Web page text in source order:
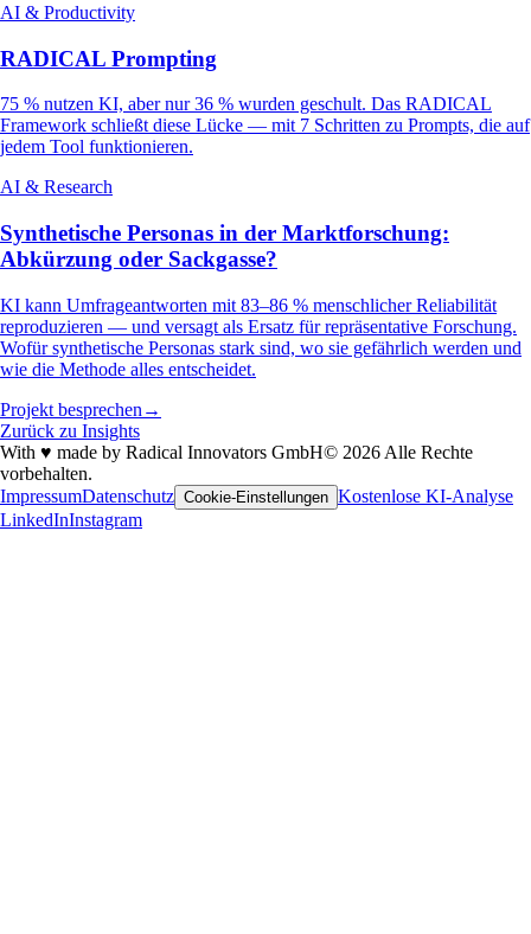
AI & Productivity
RADICAL Prompting
75 % nutzen KI, aber nur 36 % wurden geschult. Das RADICAL
Framework schließt diese Lücke — mit 7 Schritten zu Prompts, die auf
jedem Tool funktionieren.
AI & Research
Synthetische Personas in der Marktforschung:
Abkürzung oder Sackgasse?
KI kann Umfrageantworten mit 83–86 % menschlicher Reliabilität
reproduzieren — und versagt als Ersatz für repräsentative Forschung.
Wofür synthetische Personas stark sind, wo sie gefährlich werden und
wie die Methode alles entscheidet.
Projekt besprechen →
Zurück zu Insights
With ♥ made by Radical Innovators GmbH© 2026 Alle Rechte
vorbehalten.
ImpressumDatenschutz Cookie-Einstellungen Kostenlose KI-Analyse
LinkedInInstagram